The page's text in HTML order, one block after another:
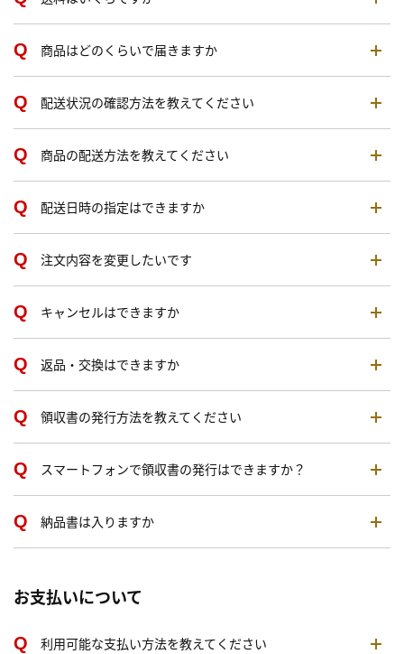
商品はどのくらいで届きますか
配送状況の確認方法を教えてください
商品の配送方法を教えてください
配送日時の指定はできますか
注文内容を変更したいです
キャンセルはできますか
返品・交換はできますか
領収書の発行方法を教えてください
スマートフォンで領収書の発行はできますか？
納品書は入りますか
お支払いについて
利用可能な支払い方法を教えてください